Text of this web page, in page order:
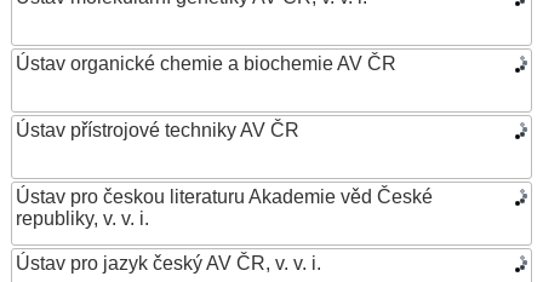
Ústav organické chemie a biochemie AV ČR
Ústav přístrojové techniky AV ČR
Ústav pro českou literaturu Akademie věd České
republiky, v. v. i.
Ústav pro jazyk český AV ČR, v. v. i.